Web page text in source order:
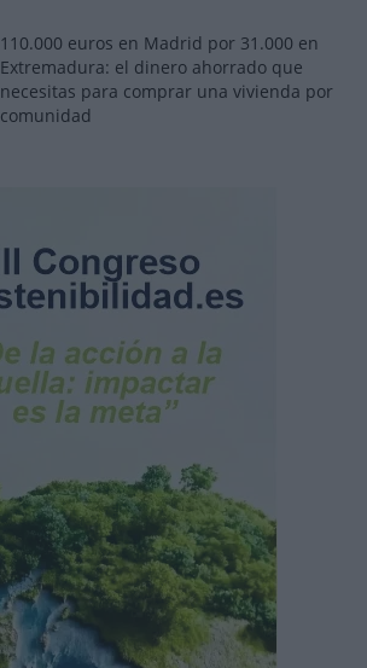
110.000 euros en Madrid por 31.000 en
Extremadura: el dinero ahorrado que
necesitas para comprar una vivienda por
comunidad